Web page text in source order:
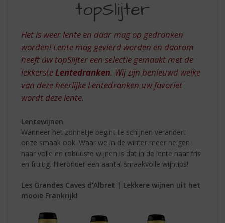
topSlijter
Het is weer lente en daar mag op gedronken
worden! Lente mag gevierd worden en daarom
heeft úw topSlijter een selectie gemaakt met de
lekkersteLentedranken. Wij zijn benieuwd welke
van deze heerlijke Lentedranken uw favoriet
wordt deze lente.
Lentewijnen
Wanneer het zonnetje begint te schijnen verandert
onze smaak ook. Waar we in de winter meer neigen
naar volle en robuuste wijnen is dat in de lente naar fris
en fruitig. Hieronder een aantal smaakvolle wijntips!
Les Grandes Caves d'Albret | Lekkere wijnen uit het
mooie Frankrijk!